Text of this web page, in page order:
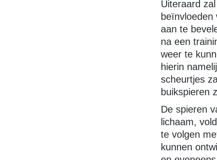
Uiteraard
aan te
na een
weer te
hierin
scheurtjes
buikspieren
De spieren
lichaam,
te volgen
kunnen